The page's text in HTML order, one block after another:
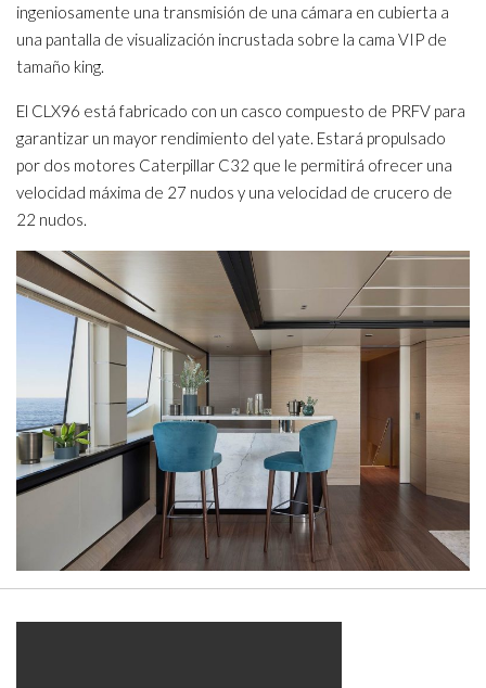
ingeniosamente una transmisión de una cámara en cubierta a
una pantalla de visualización incrustada sobre la cama VIP de
tamaño king.
El CLX96 está fabricado con un casco compuesto de PRFV para
garantizar un mayor rendimiento del yate. Estará propulsado
por dos motores Caterpillar C32 que le permitirá ofrecer una
velocidad máxima de 27 nudos y una velocidad de crucero de
22 nudos.